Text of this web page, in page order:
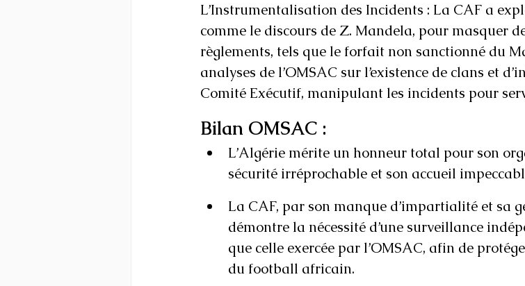
L’Instrumentalisation des Incidents : La CAF a
comme le discours de Z. Mandela, pour masquer
règlements, tels que le forfait non sanctionné du
analyses de l’OMSAC sur l’existence de clans et
Comité Exécutif, manipulant les incidents pour
Bilan OMSAC :
L’Algérie mérite un honneur total pour son
sécurité irréprochable et son accueil
La CAF, par son manque d’impartialité et sa
démontre la nécessité d’une surveillance
que celle exercée par l’OMSAC, afin de
du football africain.